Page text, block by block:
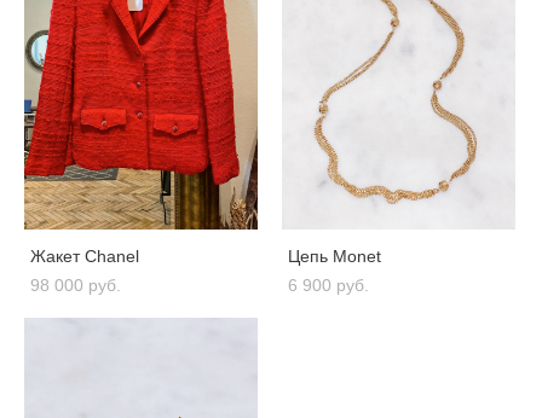
Жакет Chanel
98 000 pуб.
Цепь Monet
6 900 pуб.